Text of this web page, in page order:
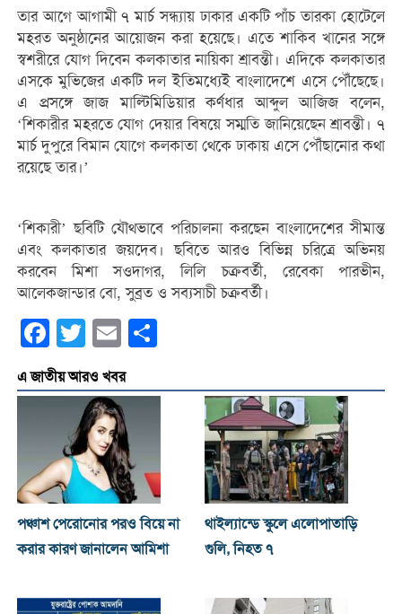
তার আগে আগামী ৭ মার্চ সন্ধ্যায় ঢাকার একটি পাঁচ তারকা হোটেলে
মহরত অনুষ্ঠানের আয়োজন করা হয়েছে। এতে শাকিব খানের সঙ্গে
স্বশরীরে যোগ দিবেন কলকাতার নায়িকা শ্রাবন্তী। এদিকে কলকাতার
এসকে মুভিজের একটি দল ইতিমধ্যেই বাংলাদেশে এসে পৌঁছেছে।
এ প্রসঙ্গে জাজ মাল্টিমিডিয়ার কর্ণধার আব্দুল আজিজ বলেন,
‘শিকারীর মহরতে যোগ দেয়ার বিষয়ে সম্মতি জানিয়েছেন শ্রাবন্তী। ৭
মার্চ দুপুরে বিমান যোগে কলকাতা থেকে ঢাকায় এসে পৌঁছানোর কথা
রয়েছে তার।’
‘শিকারী’ ছবিটি যৌথভাবে পরিচালনা করছেন বাংলাদেশের সীমান্ত
এবং কলকাতার জয়দেব। ছবিতে আরও বিভিন্ন চরিত্রে অভিনয়
করবেন মিশা সওদাগর, লিলি চক্রবর্তী, রেবেকা পারভীন,
আলেকজান্ডার বো, সুব্রত ও সব্যসাচী চক্রবর্তী।
Facebook
Twitter Email
এ জাতীয় আরও খবর
পঞ্চাশ পেরোনোর পরও বিয়ে না
করার কারণ জানালেন আমিশা
থাইল্যান্ডে স্কুলে এলোপাতাড়ি
গুলি, নিহত ৭